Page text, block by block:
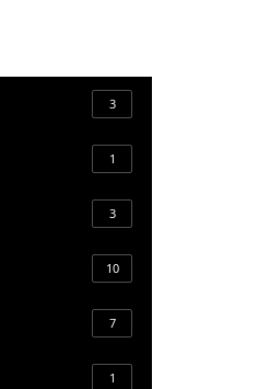
3
1
3
10
7
1